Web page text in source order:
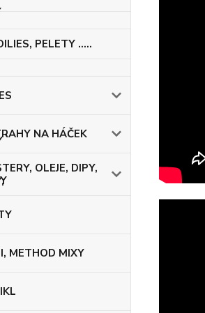
PELETY .....
NA HÁČEK
OLEJE, DIPY,
METHOD MIXY